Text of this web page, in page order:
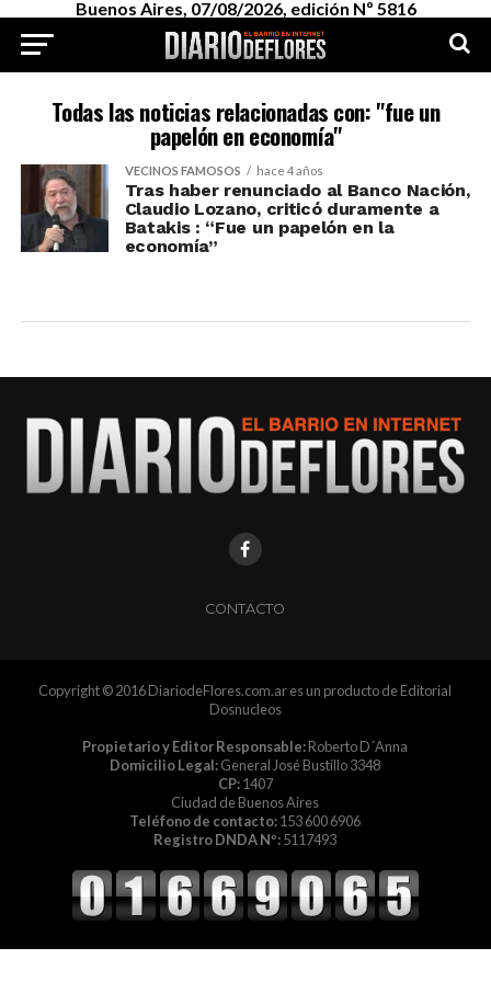
Buenos Aires, 07/08/2026, edición Nº 5816
Todas las noticias relacionadas con: "fue un
papelón en economía"
VECINOS FAMOSOS hace 4 años
Tras haber renunciado al Banco Nación,
Claudio Lozano, criticó duramente a
Batakis : “Fue un papelón en la
economía”
CONTACTO
Copyright © 2016 DiariodeFlores.com.ar es un producto de Editorial
Dosnucleos
Propietario y Editor Responsable:Roberto D´Anna
Domicilio Legal:General José Bustillo 3348
CP:1407
Ciudad de Buenos Aires
Teléfono de contacto:153 600 6906
Registro DNDA Nº:5117493